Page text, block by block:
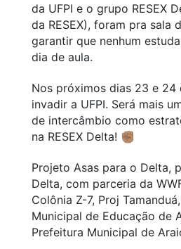
da UFPI e o grupo RESEX
da RESEX), foram pra sala
garantir que nenhum
dia de aula.
Nos próximos dias 23 e 24
invadir a UFPI. Será mais
de intercâmbio como
na RESEX Delta! ✊🏽
Projeto Asas para o Delta,
Delta, com parceria da
Colônia Z-7, Proj
Municipal de Educação de
Prefeitura Municipal de